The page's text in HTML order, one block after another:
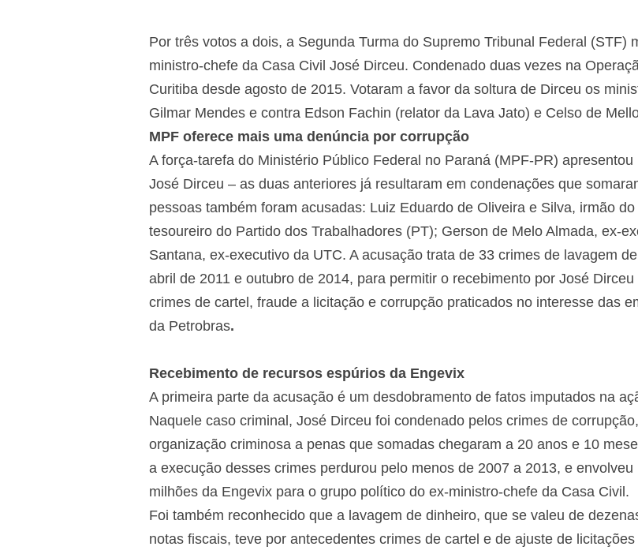
Por três votos a dois, a Segunda Turma do Supremo Tribunal Federal (STF)
ministro-chefe da Casa Civil José Dirceu. Condenado duas vezes na
Curitiba desde agosto de 2015. Votaram a favor da soltura de Dirceu os
Gilmar Mendes e contra Edson Fachin (relator da Lava Jato) e Celso de
MPF oferece mais uma denúncia por corrupção
A força-tarefa do Ministério Público Federal no Paraná (MPF-PR)
José Dirceu – as duas anteriores já resultaram em condenações que
pessoas também foram acusadas: Luiz Eduardo de Oliveira e Silva, irmão
tesoureiro do Partido dos Trabalhadores (PT); Gerson de Melo Almada, ex-
Santana, ex-executivo da UTC. A acusação trata de 33 crimes de lavagem
abril de 2011 e outubro de 2014, para permitir o recebimento por José
crimes de cartel, fraude a licitação e corrupção praticados no interesse das
da Petrobras.
Recebimento de recursos espúrios da Engevix
A primeira parte da acusação é um desdobramento de fatos imputados na
Naquele caso criminal, José Dirceu foi condenado pelos crimes de
organização criminosa a penas que somadas chegaram a 20 anos e 10
a execução desses crimes perdurou pelo menos de 2007 a 2013, e
milhões da Engevix para o grupo político do ex-ministro-chefe da Casa Civil.
Foi também reconhecido que a lavagem de dinheiro, que se valeu de
notas fiscais, teve por antecedentes crimes de cartel e de ajuste de